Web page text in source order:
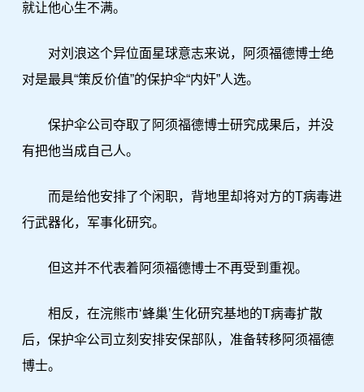
就让他心生不满。
对刘浪这个异位面星球意志来说，阿须福德博士绝
对是最具“策反价值”的保护伞“内奸”人选。
保护伞公司夺取了阿须福德博士研究成果后，并没
有把他当成自己人。
而是给他安排了个闲职，背地里却将对方的T病毒进
行武器化，军事化研究。
但这并不代表着阿须福德博士不再受到重视。
相反，在浣熊市‘蜂巢’生化研究基地的T病毒扩散
后，保护伞公司立刻安排安保部队，准备转移阿须福德
博士。